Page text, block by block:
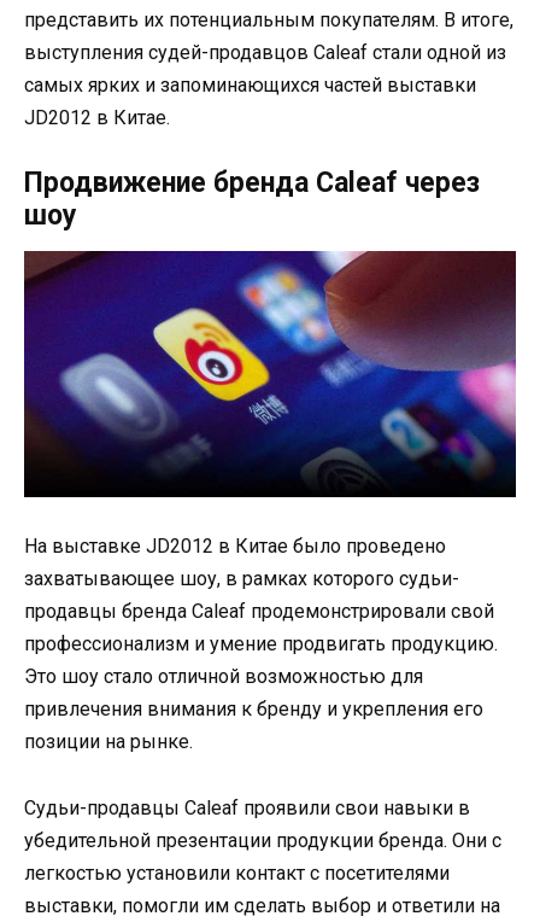
представить их потенциальным покупателям. В итоге,
выступления судей-продавцов Caleaf стали одной из
самых ярких и запоминающихся частей выставки
JD2012 в Китае.
Продвижение бренда Caleaf через
шоу
На выставке JD2012 в Китае было проведено
захватывающее шоу, в рамках которого судьи-
продавцы бренда Caleaf продемонстрировали свой
профессионализм и умение продвигать продукцию.
Это шоу стало отличной возможностью для
привлечения внимания к бренду и укрепления его
позиции на рынке.
Судьи-продавцы Caleaf проявили свои навыки в
убедительной презентации продукции бренда. Они с
легкостью установили контакт с посетителями
выставки, помогли им сделать выбор и ответили на